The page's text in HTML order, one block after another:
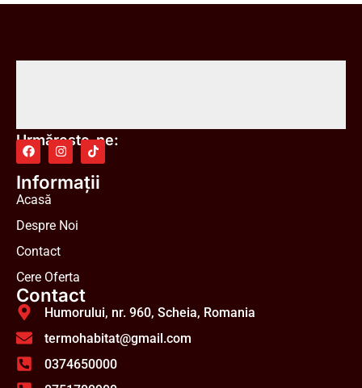
Urmărește-ne:
Informații
Acasă
Despre Noi
Contact
Cere Oferta
Contact
Humorului, nr. 960, Scheia, Romania
termohabitat@gmail.com
0374650000